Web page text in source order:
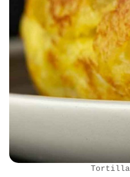
Tortilla